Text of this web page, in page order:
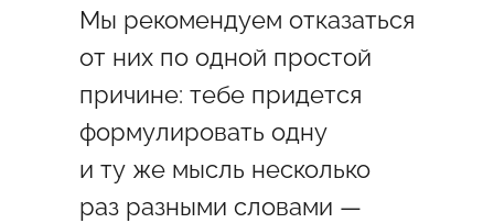
Мы рекомендуем отказаться
от них по одной простой
причине: тебе придется
формулировать одну
и ту же мысль несколько
раз разными словами —